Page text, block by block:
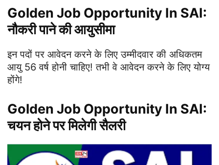
Golden Job Opportunity In SAI:
नौकरी पाने की आयुसीमा
इन पदों पर आवेदन करने के लिए उम्मीदवार की अधिकतम
आयु 56 वर्ष होनी चाहिए! तभी वे आवेदन करने के लिए योग्य
होंगे!
Golden Job Opportunity In SAI:
चयन होने पर मिलेगी सैलरी